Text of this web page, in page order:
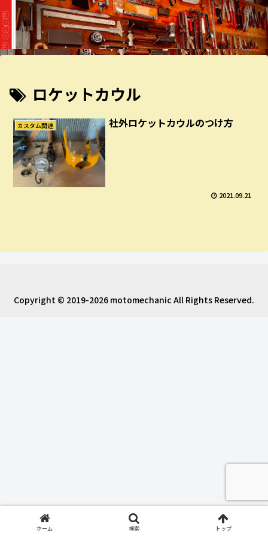
ロケットカウル
カスタム関連 社外ロケットカウルのつけ方
2021.09.21
Copyright © 2019-2026 motomechanic All Rights Reserved.
ホーム 検索 トップ